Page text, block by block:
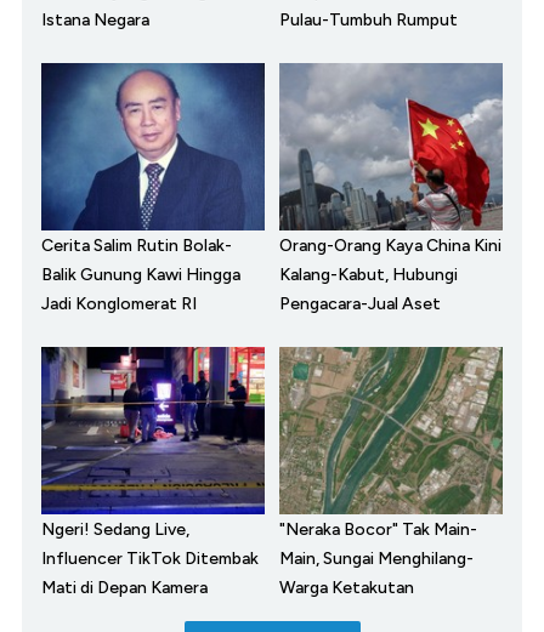
Istana Negara
Pulau-Tumbuh Rumput
Cerita Salim Rutin Bolak-
Balik Gunung Kawi Hingga
Jadi Konglomerat RI
Orang-Orang Kaya China Kini
Kalang-Kabut, Hubungi
Pengacara-Jual Aset
Ngeri! Sedang Live,
Influencer TikTok Ditembak
Mati di Depan Kamera
"Neraka Bocor" Tak Main-
Main, Sungai Menghilang-
Warga Ketakutan